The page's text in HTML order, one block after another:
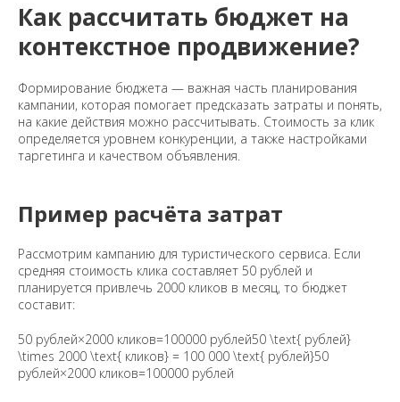
Как рассчитать бюджет на
контекстное продвижение?
Формирование бюджета — важная часть планирования
кампании, которая помогает предсказать затраты и понять,
на какие действия можно рассчитывать. Стоимость за клик
определяется уровнем конкуренции, а также настройками
таргетинга и качеством объявления.
Пример расчёта затрат
Рассмотрим кампанию для туристического сервиса. Если
средняя стоимость клика составляет 50 рублей и
планируется привлечь 2000 кликов в месяц, то бюджет
составит:
50 рублей×2000 кликов=100000 рублей50 \text{ рублей}
\times 2000 \text{ кликов} = 100 000 \text{ рублей}50
рублей×2000 кликов=100000 рублей